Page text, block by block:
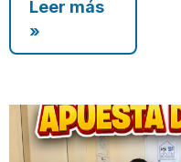
Leer más
»